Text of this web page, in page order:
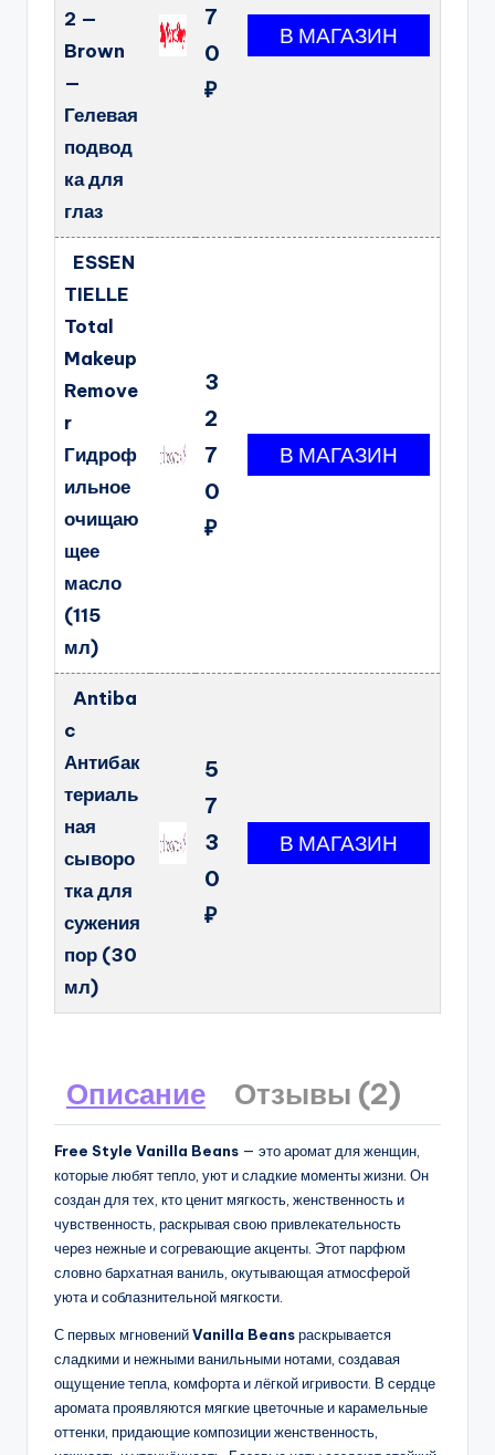
2 —
Brown
—
Гелевая
подвод
ка для
глаз
7
0
₽
ESSEN
TIELLE
Total
Makeup
Remove
r
Гидроф
ильное
очищаю
щее
масло
(115
мл)
3
2
7
0
₽
Antiba
c
Антибак
териаль
ная
сыворо
тка для
сужения
пор (30
мл)
5
7
3
0
₽
Описание Отзывы (2)
Free Style Vanilla Beans — это аромат для женщин,
которые любят тепло, уют и сладкие моменты жизни. Он
создан для тех, кто ценит мягкость, женственность и
чувственность, раскрывая свою привлекательность
через нежные и согревающие акценты. Этот парфюм
словно бархатная ваниль, окутывающая атмосферой
уюта и соблазнительной мягкости.
С первых мгновенийVanilla Beansраскрывается
сладкими и нежными ванильными нотами, создавая
ощущение тепла, комфорта и лёгкой игривости. В сердце
аромата проявляются мягкие цветочные и карамельные
оттенки, придающие композиции женственность,